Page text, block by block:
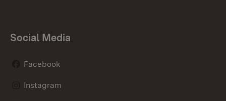
Social Media
Facebook
Instagram